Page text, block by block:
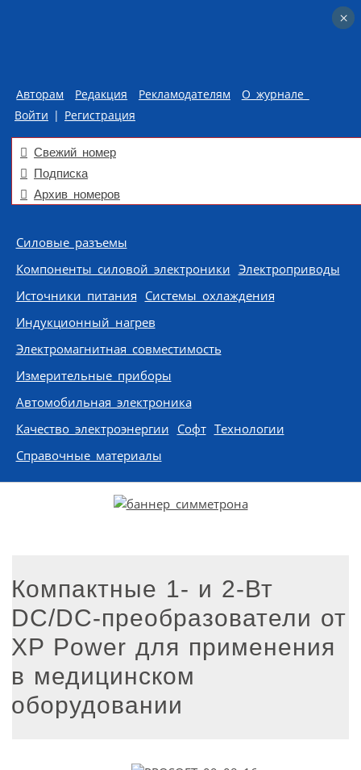
Авторам Редакция Рекламодателям
О журнале
Войти | Регистрация
Свежий номер
Подписка
Архив номеров
Skip to content
Силовые разъемы
Компоненты силовой электроники Электроприводы
Источники питания Системы охлаждения
Индукционный нагрев
Электромагнитная совместимость
Измерительные приборы
Автомобильная электроника
Качество электроэнергии Софт Технологии
Справочные материалы
Компактные 1- и 2-Вт
DC/DC-преобразователи от
XP Power для применения
в медицинском
оборудовании
×
×